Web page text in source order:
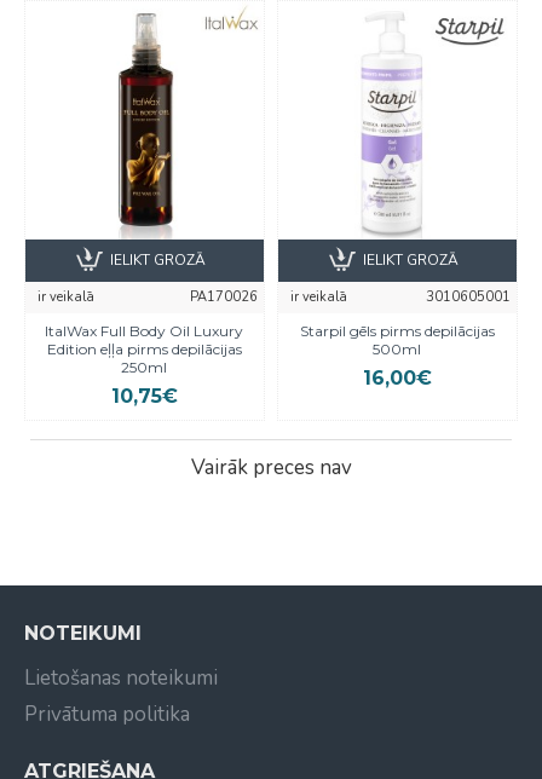
ir veikalā
PA170026
ItalWax Full Body Oil Luxury
Edition eļļa pirms depilācijas
250ml
10,75€
IELIKT GROZĀ
ir veikalā
3010605001
Starpil gēls pirms depilācijas
500ml
16,00€
IELIKT GROZĀ
Vairāk preces nav
NOTEIKUMI
Lietošanas noteikumi
Privātuma politika
ATGRIEŠANA